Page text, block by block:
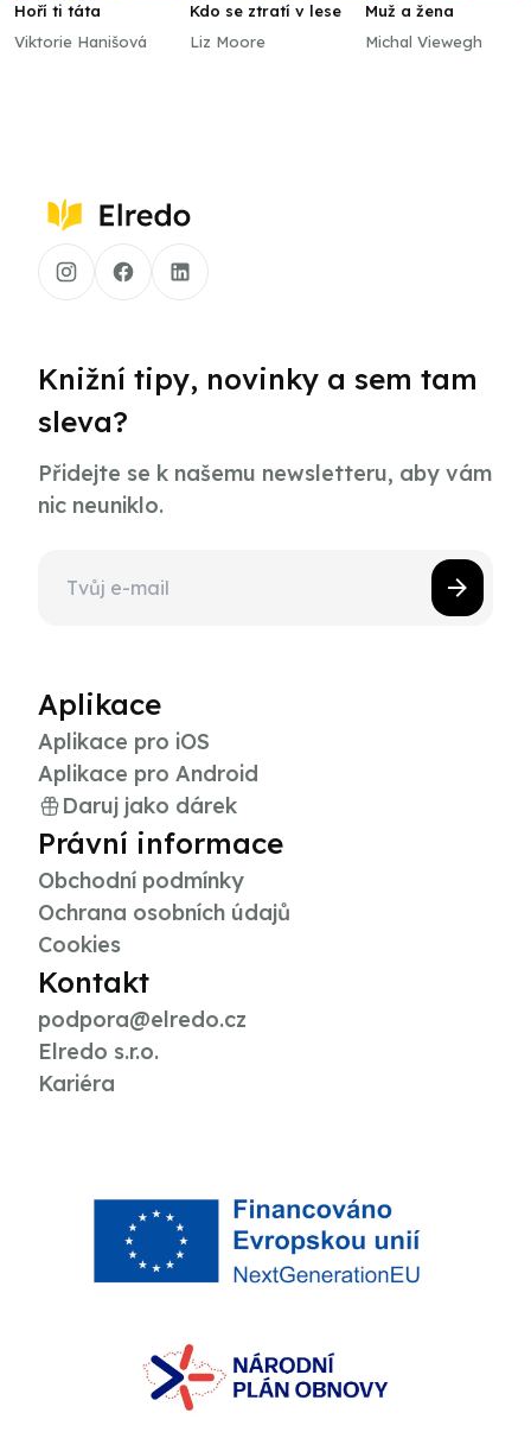
Hoří ti táta
Viktorie Hanišová
Kdo se ztratí v lese
Liz Moore
Muž a žena
Michal Viewegh
Knižní tipy, novinky a sem tam
sleva?
Přidejte se k našemu newsletteru, aby vám
nic neuniklo.
Aplikace
Aplikace pro iOS
Aplikace pro Android
Daruj jako dárek
Právní informace
Obchodní podmínky
Ochrana osobních údajů
Cookies
Kontakt
podpora@elredo.cz
Elredo s.r.o.
Kariéra